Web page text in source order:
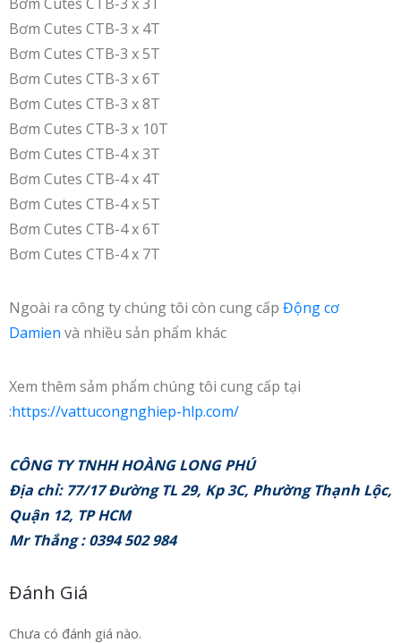
Bơm Cutes CTB-3 x 4T
Bơm Cutes CTB-3 x 5T
Bơm Cutes CTB-3 x 6T
Bơm Cutes CTB-3 x 8T
Bơm Cutes CTB-3 x 10T
Bơm Cutes CTB-4 x 3T
Bơm Cutes CTB-4 x 4T
Bơm Cutes CTB-4 x 5T
Bơm Cutes CTB-4 x 6T
Bơm Cutes CTB-4 x 7T
Ngoài ra công ty chúng tôi còn cung cấp Động cơ
Damien và nhiều sản phẩm khác
Xem thêm sảm phẩm chúng tôi cung cấp tại
:https://vattucongnghiep-hlp.com/
CÔNG TY TNHH HOÀNG LONG PHÚ
Địa chỉ: 77/17 Đường TL 29, Kp 3C, Phường Thạnh Lộc,
Quận 12, TP HCM
Mr Thắng : 0394 502 984
Đánh Giá
Chưa có đánh giá nào.